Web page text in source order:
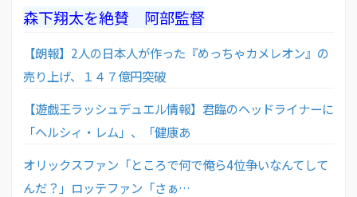
森下翔太を絶賛 阿部監督
【朗報】2人の日本人が作った『めっちゃカメレオン』の
売り上げ、１４７億円突破
【遊戯王ラッシュデュエル情報】君臨のヘッドライナーに
「ヘルシィ・レム」、「健康あ
オリックスファン「ところで何で俺ら4位争いなんてして
んだ？」ロッテファン「さぁ…